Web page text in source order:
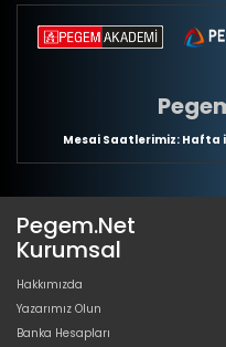
Mesai Saatlerimiz: Hafta
Pegem.Net
Kurumsal
Hakkımızda
Yazarımız Olun
Banka Hesapları